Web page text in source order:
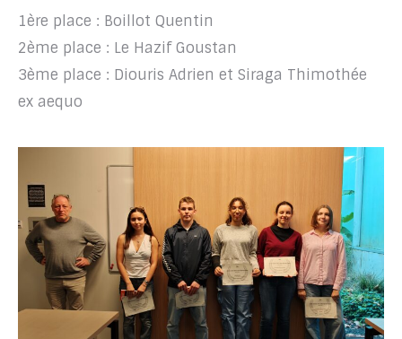
1ère place : Boillot Quentin
2ème place : Le Hazif Goustan
3ème place : Diouris Adrien et Siraga Thimothée
ex aequo